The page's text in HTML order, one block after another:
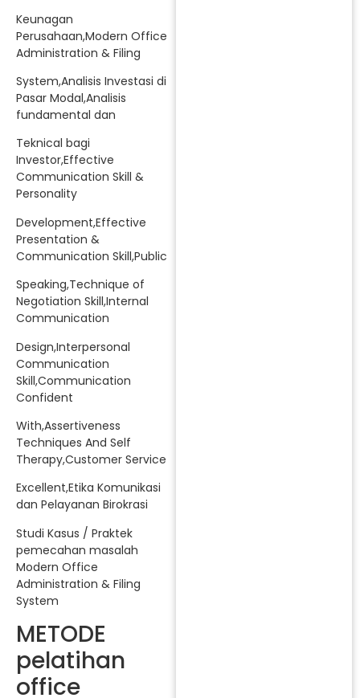
Keunagan
Perusahaan,Modern Office
Administration & Filing
System,Analisis Investasi di
Pasar Modal,Analisis
fundamental dan
Teknical bagi
Investor,Effective
Communication Skill &
Personality
Development,Effective
Presentation &
Communication Skill,Public
Speaking,Technique of
Negotiation Skill,Internal
Communication
Design,Interpersonal
Communication
Skill,Communication
Confident
With,Assertiveness
Techniques And Self
Therapy,Customer Service
Excellent,Etika Komunikasi
dan Pelayanan Birokrasi
Studi Kasus / Praktek
pemecahan masalah
Modern Office
Administration & Filing
System
METODE
pelatihan
office